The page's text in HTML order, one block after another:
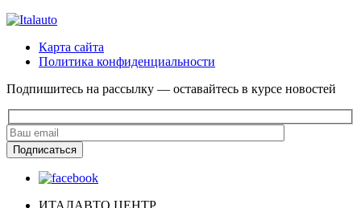
Карта сайта
Политика конфиденциальности
Подпишитесь на рассылку — оставайтесь в курсе новостей